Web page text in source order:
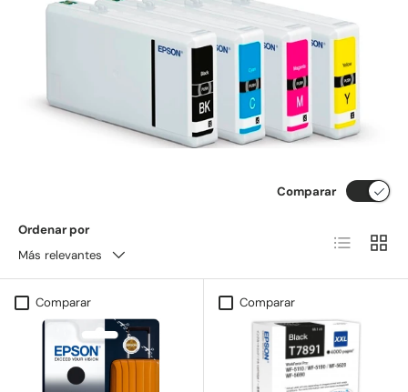
Ordenar por
Más relevantes
Comparar
Lista
Comparar Comparar